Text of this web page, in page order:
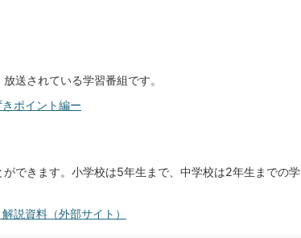
送されている学習番組です。
ポイント編ー
できます。小学校は5年生まで、中学校は2年生までの学
説資料（外部サイト）